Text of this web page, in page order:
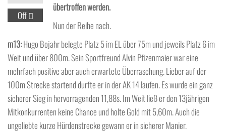
Off
übertroffen werden.
Nun der Reihe nach.
m13:Hugo Bojahr belegte Platz 5 im EL über 75m und jeweils Platz 6 im
Weit und über 800m. Sein Sportfreund Alvin Pfizenmaier war eine
mehrfach positive aber auch erwartete Überraschung. Lieber auf der
100m Strecke startend durfte er in der AK 14 laufen. Es wurde ein ganz
sicherer Sieg in hervorragenden 11,88s. Im Weit ließ er den 13jährigen
Mitkonkurrenten keine Chance und holte Gold mit 5,60m. Auch die
ungeliebte kurze Hürdenstrecke gewann er in sicherer Manier.